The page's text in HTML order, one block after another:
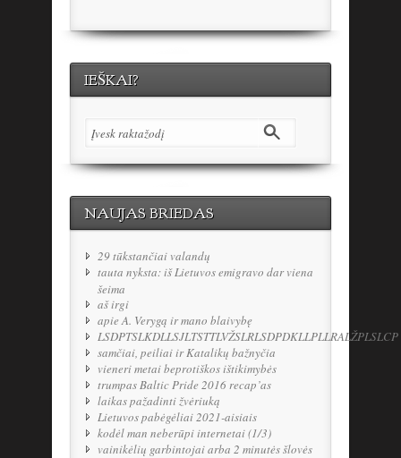
IEŠKAI?
NAUJAS BRIEDAS
29 tūkstančiai valandų
tauta nyksta: iš Lietuvos emigravo dar viena
šeima
aš irgi
apie A. Verygą ir mano blaivybę
LSDPTSLKDLLSJLTSTTLVŽSLRLSDPDKLLPLLRALŽPLSLCP
samčiai, peiliai ir Katalikų bažnyčia
vieneri metai beprotiškos ištikimybės
trumpas Baltic Pride 2016 recap’as
laikas pažadinti žvėriuką
Lietuvos pabėgėliai 2021-aisiais
kodėl man neberūpi internetai (1/3)
vainikėlių garbintojai arba 2 minutės šlovės